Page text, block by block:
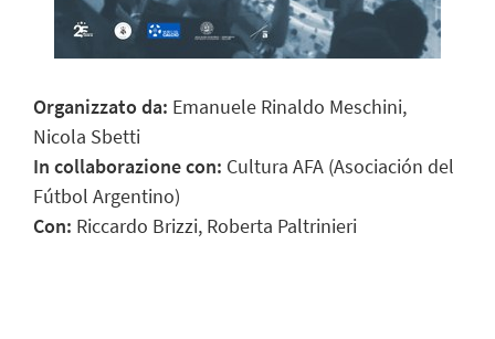
Organizzato da: Emanuele Rinaldo Meschini,
Nicola Sbetti
In collaborazione con: Cultura AFA (Asociación del
Fútbol Argentino)
Con: Riccardo Brizzi, Roberta Paltrinieri